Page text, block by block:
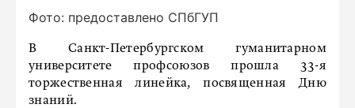
Фото: предоставлено СПбГУП
В Санкт-Петербургском гуманитарном
университете профсоюзов прошла 33-я
торжественная линейка, посвященная Дню
знаний.